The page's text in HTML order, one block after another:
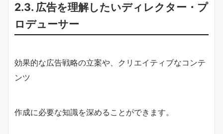
2.3. 広告を理解したいディレクター・プ
ロデューサー
効果的な広告戦略の立案や、クリエイティブなコンテ
ンツ
作成に必要な知識を深めることができます。